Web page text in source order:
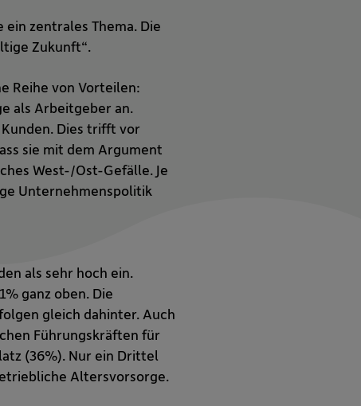
zentrales Thema. Die
Zukunft“.
Reihe von Vorteilen:
als Arbeitgeber an.
Dies trifft vor
sie mit dem Argument
West-/Ost-Gefälle. Je
Unternehmenspolitik
als sehr hoch ein.
ganz oben. Die
gleich dahinter. Auch
Führungskräften für
(36%). Nur ein Drittel
Altersvorsorge.